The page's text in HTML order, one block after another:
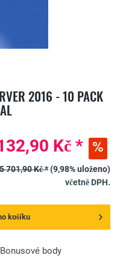
2016 - 10 PACK
Bonusové body
Kč *
5 701,90 Kč *(9,98% uloženo)
včetně DPH.
košíku